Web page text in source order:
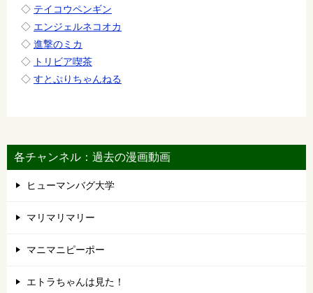
◇ テイコウペンギン
◇ エンジェルネコオカ
◇ 進撃のミカ
◇ トリビア喫茶
◇ すとぷりちゃんねる
各チャンネル：過去の漫画動画
ヒューマンバグ大学
マリマリマリー
マニマニピーポー
エトラちゃんは見た！